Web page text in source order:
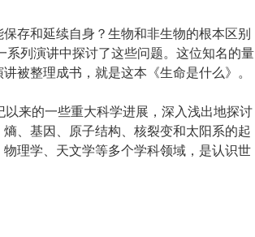
存和延续自身？生物和非生物的根本区别
列演讲中探讨了这些问题。这位知名的量
被整理成书，就是这本《生命是什么》。
来的一些重大科学进展，深入浅出地探讨
、基因、原子结构、核裂变和太阳系的起
理学、天文学等多个学科领域，是认识世